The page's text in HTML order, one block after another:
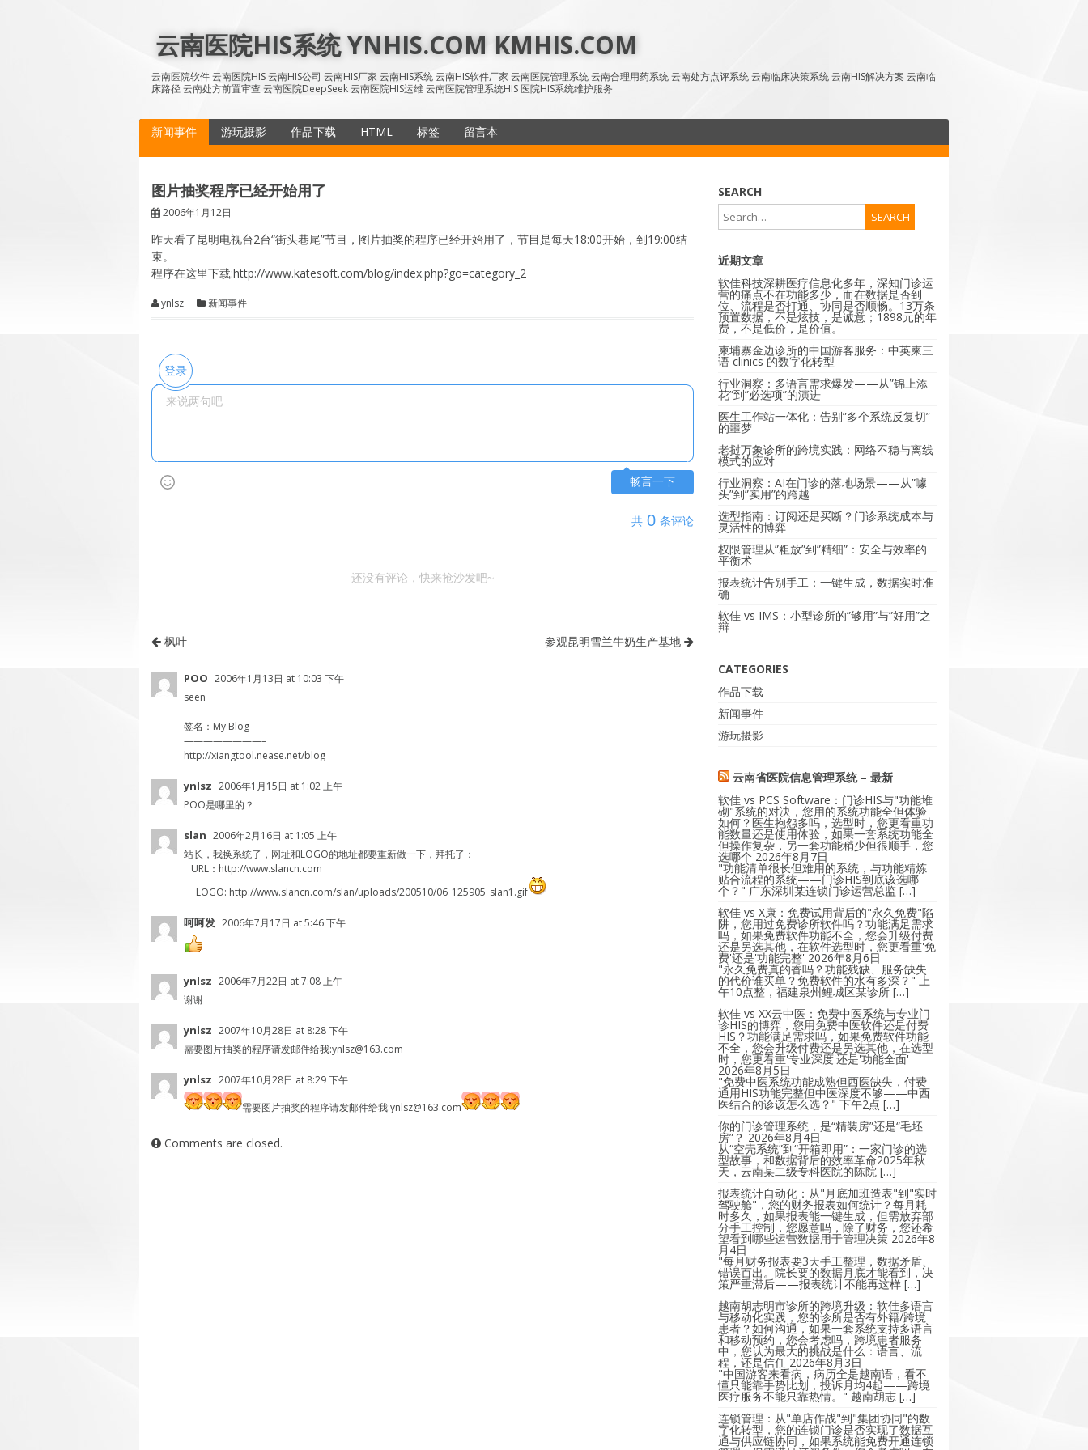
content
云南医院HIS系统 YNHIS.COM KMHIS.COM
云南医院软件 云南医院HIS 云南HIS公司 云南HIS厂家 云南HIS系统 云南HIS软件厂家 云南医院管理系统 云南合理用药系统 云南处方点评系统 云南临床决策系统 云南HIS解决方案 云南临
床路径 云南处方前置审查 云南医院DeepSeek 云南医院HIS运维 云南医院管理系统HIS 医院HIS系统维护服务
新闻事件 游玩摄影 作品下载
HTML
SiteMap
标签 留言本
图片抽奖程序已经开始用了
2006年1月12日
昨天看了昆明电视台2台“街头巷尾”节目，图片抽奖的程序已经开始用了，节目是每天18:00开始，到19:00结
束。
程序在这里下载:http://www.katesoft.com/blog/index.php?go=category_2
ynlsz 新闻事件
登录
畅言一下
共 0 条评论
还没有评论，快来抢沙发吧~
枫叶 参观昆明雪兰牛奶生产基地
POO 2006年1月13日 at 10:03 下午
seen
签名：My Blog
————————–
http://xiangtool.nease.net/blog
ynlsz 2006年1月15日 at 1:02 上午
POO是哪里的？
slan 2006年2月16日 at 1:05 上午
站长，我换系统了，网址和LOGO的地址都要重新做一下，拜托了：
URL：http://www.slancn.com
LOGO: http://www.slancn.com/slan/uploads/200510/06_125905_slan1.gif
呵呵发 2006年7月17日 at 5:46 下午
ynlsz 2006年7月22日 at 7:08 上午
谢谢
ynlsz 2007年10月28日 at 8:28 下午
需要图片抽奖的程序请发邮件给我:ynlsz@163.com
ynlsz 2007年10月28日 at 8:29 下午
需要图片抽奖的程序请发邮件给我:ynlsz@163.com
Comments are closed.
SEARCH
近期文章
软佳科技深耕医疗信息化多年，深知门诊运
营的痛点不在功能多少，而在数据是否到
位、流程是否打通、协同是否顺畅。13万条
预置数据，不是炫技，是诚意；1898元的年
费，不是低价，是价值。
柬埔寨金边诊所的中国游客服务：中英柬三
语 clinics 的数字化转型
行业洞察：多语言需求爆发——从”锦上添
花”到”必选项”的演进
医生工作站一体化：告别”多个系统反复切”
的噩梦
老挝万象诊所的跨境实践：网络不稳与离线
模式的应对
行业洞察：AI在门诊的落地场景——从”噱
头”到”实用”的跨越
选型指南：订阅还是买断？门诊系统成本与
灵活性的博弈
权限管理从”粗放”到”精细”：安全与效率的
平衡术
报表统计告别手工：一键生成，数据实时准
确
软佳 vs IMS：小型诊所的”够用”与”好用”之
辩
CATEGORIES
作品下载
新闻事件
游玩摄影
云南省医院信息管理系统 – 最新
软佳 vs PCS Software：门诊HIS与"功能堆
砌"系统的对决，您用的系统功能全但体验
如何？医生抱怨多吗，选型时，您更看重功
能数量还是使用体验，如果一套系统功能全
但操作复杂，另一套功能稍少但很顺手，您
选哪个 2026年8月7日
"功能清单很长但难用的系统，与功能精炼
贴合流程的系统——门诊HIS到底该选哪
个？" 广东深圳某连锁门诊运营总监 […]
软佳 vs X康：免费试用背后的"永久免费"陷
阱，您用过免费诊所软件吗？功能满足需求
吗，如果免费软件功能不全，您会升级付费
还是另选其他，在软件选型时，您更看重'免
费'还是'功能完整' 2026年8月6日
"永久免费真的香吗？功能残缺、服务缺失
的代价谁买单？免费软件的水有多深？" 上
午10点整，福建泉州鲤城区某诊所 […]
软佳 vs XX云中医：免费中医系统与专业门
诊HIS的博弈，您用免费中医软件还是付费
HIS？功能满足需求吗，如果免费软件功能
不全，您会升级付费还是另选其他，在选型
时，您更看重'专业深度'还是'功能全面'
2026年8月5日
"免费中医系统功能成熟但西医缺失，付费
通用HIS功能完整但中医深度不够——中西
医结合的诊该怎么选？" 下午2点 […]
你的门诊管理系统，是“精装房”还是“毛坯
房”？ 2026年8月4日
从“空壳系统”到“开箱即用”：一家门诊的选
型故事，和数据背后的效率革命2025年秋
天，云南某二级专科医院的陈院 […]
报表统计自动化：从"月底加班造表"到"实时
驾驶舱"，您的财务报表如何统计？每月耗
时多久，如果报表能一键生成，但需放弃部
分手工控制，您愿意吗，除了财务，您还希
望看到哪些运营数据用于管理决策 2026年8
月4日
"每月财务报表要3天手工整理，数据矛盾、
错误百出。院长要的数据月底才能看到，决
策严重滞后——报表统计不能再这样 […]
越南胡志明市诊所的跨境升级：软佳多语言
与移动化实践，您的诊所是否有外籍/跨境
患者？如何沟通，如果一套系统支持多语言
和移动预约，您会考虑吗，跨境患者服务
中，您认为最大的挑战是什么：语言、流
程，还是信任 2026年8月3日
"中国游客来看病，病历全是越南语，看不
懂只能靠手势比划，投诉月均4起——跨境
医疗服务不能只靠热情。" 越南胡志 […]
连锁管理：从"单店作战"到"集团协同"的数
字化转型，您的连锁门诊是否实现了数据互
通与供应链协同，如果系统能免费开通连锁